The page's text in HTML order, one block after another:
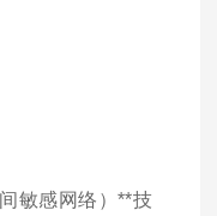
敏感网络）**技